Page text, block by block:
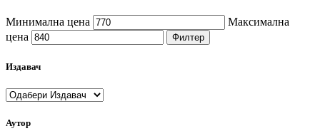
Минимална цена
Максимална
цена
Филтер
Издавач
Аутор